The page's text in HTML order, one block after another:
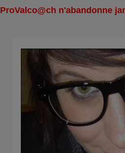
ProValco@ch n'abandonne